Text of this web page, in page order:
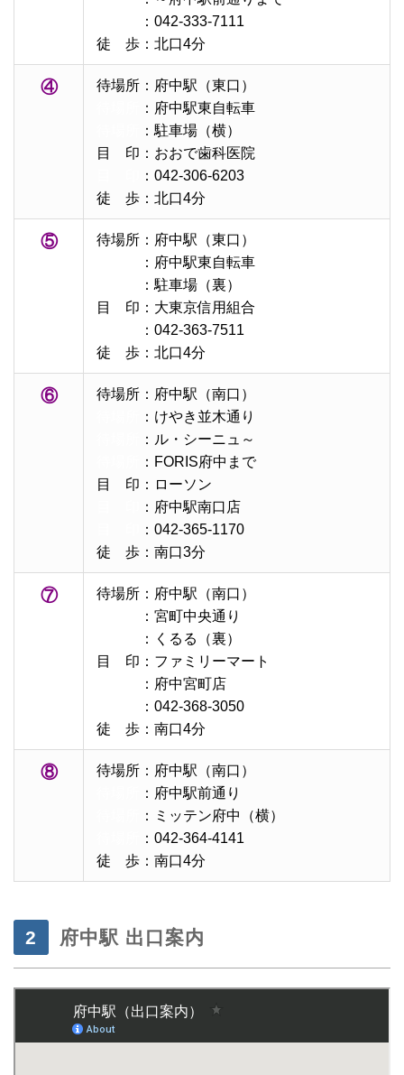
：042-333-7111
徒 歩：北口4分
④
待場所：府中駅（東口）
：府中駅東自転車
：駐車場（横）
目 印：おおで歯科医院
：042-306-6203
徒 歩：北口4分
⑤
待場所：府中駅（東口）
：府中駅東自転車
：駐車場（裏）
目 印：大東京信用組合
：042-363-7511
徒 歩：北口4分
⑥
待場所：府中駅（南口）
：けやき並木通り
：ル・シーニュ～
：FORIS府中まで
目 印：ローソン
：府中駅南口店
：042-365-1170
徒 歩：南口3分
⑦
待場所：府中駅（南口）
：宮町中央通り
：くるる（裏）
目 印：ファミリーマート
：府中宮町店
：042-368-3050
徒 歩：南口4分
⑧
待場所：府中駅（南口）
：府中駅前通り
：ミッテン府中（横）
：042-364-4141
徒 歩：南口4分
府中駅 出口案内